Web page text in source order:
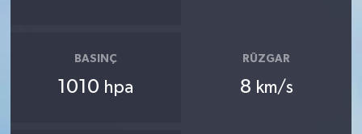
BASINÇ
1010 hpa
RÜZGAR
8 km/s